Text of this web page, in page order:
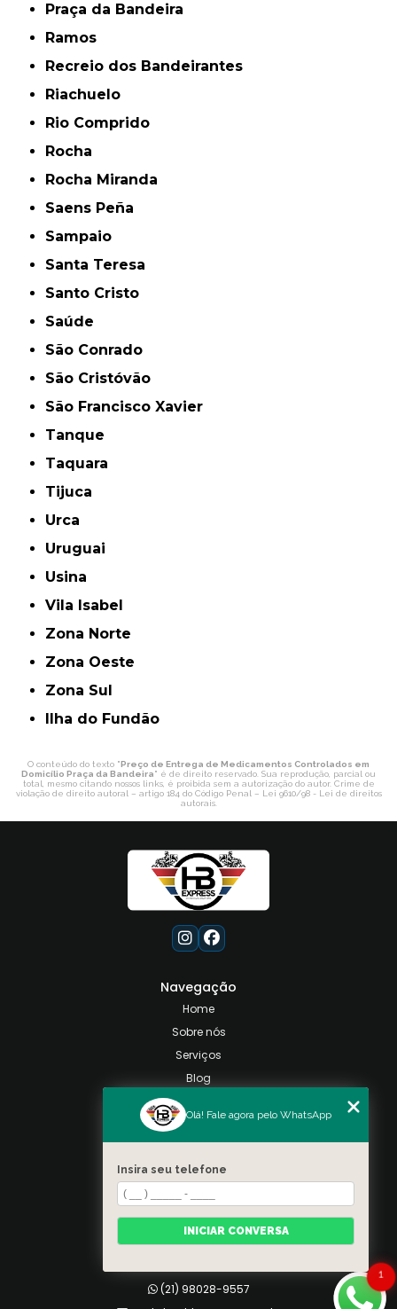
Praça da Bandeira
Ramos
Recreio dos Bandeirantes
Riachuelo
Rio Comprido
Rocha
Rocha Miranda
Saens Peña
Sampaio
Santa Teresa
Santo Cristo
Saúde
São Conrado
São Cristóvão
São Francisco Xavier
Tanque
Taquara
Tijuca
Urca
Uruguai
Usina
Vila Isabel
Zona Norte
Zona Oeste
Zona Sul
ilha do Fundão
O conteúdo do texto "Preço de Entrega de Medicamentos Controlados em
Domicílio Praça da Bandeira" é de direito reservado. Sua reprodução, parcial ou
total, mesmo citando nossos links, é proibida sem a autorização do autor. Crime de
violação de direito autoral – artigo 184 do Código Penal – Lei 9610/98 - Lei de direitos
autorais.
Navegação
Home
Sobre nós
Serviços
Blog
Categorias
Mapa do site
Contato
Taquara, Rio de Janeiro
(21) 98028-9557
(21) 98028-9557
1
Olá! Fale agora pelo WhatsApp
Insira seu telefone
INICIAR CONVERSA